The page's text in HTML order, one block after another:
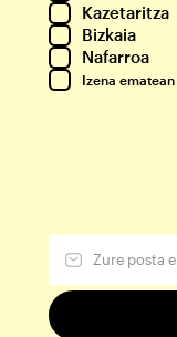
Kazetaritza
Bizkaia
Nafarroa
Izena ematean